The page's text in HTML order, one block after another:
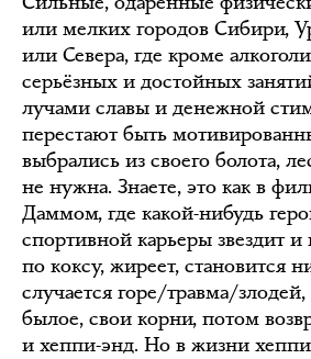
или мелких городов Сибири,
или Севера, где кроме
серьёзных и достойных
лучами славы и денежной
перестают быть
выбрались из своего болота,
не нужна. Знаете, это как в
Даммом, где какой-нибудь
спортивной карьеры звездит и
по коксу, жиреет, становится
случается горе/травма/
былое, свои корни, потом
и хеппи-энд. Но в жизни